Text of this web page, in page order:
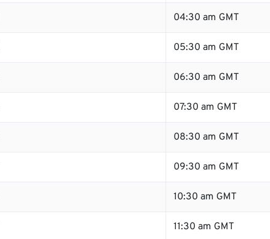
04:30 am GMT
05:30 am GMT
06:30 am GMT
07:30 am GMT
08:30 am GMT
09:30 am GMT
10:30 am GMT
11:30 am GMT